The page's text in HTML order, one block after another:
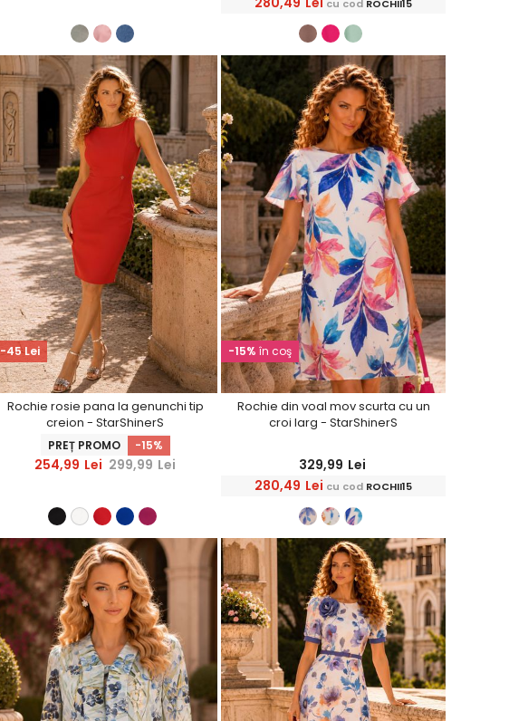
cu cod ROCHII15
-45 Lei
Rochie rosie pana la genunchi tip
creion - StarShinerS
PREȚ PROMO -15%
254,99 Lei 299,99 Lei
-15% în coş
Rochie din voal mov scurta cu un
croi larg - StarShinerS
329,99 Lei
280,49 Lei cu cod ROCHII15